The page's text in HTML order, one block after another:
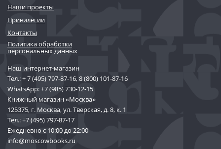
Наши проекты
Привилегии
Контакты
Политика обработки
персональных данных
Наш интернет-магазин
Тел.:+ 7 (495) 797-87-16,8 (800) 101-87-16
WhatsApp:+7 (985) 730-12-15
Книжный магазин «Москва»
125375, г. Москва, ул. Тверская, д. 8, к. 1
Тел.:+7 (495) 797-87-17
Ежедневно с 10:00 до 22:00
info@moscowbooks.ru